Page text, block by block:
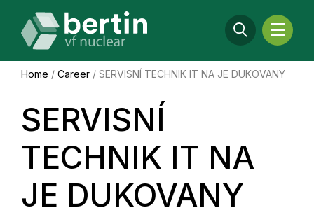
Home / Career / SERVISNÍ TECHNIK IT NA JE DUKOVANY
SERVISNÍ
TECHNIK IT NA
JE DUKOVANY